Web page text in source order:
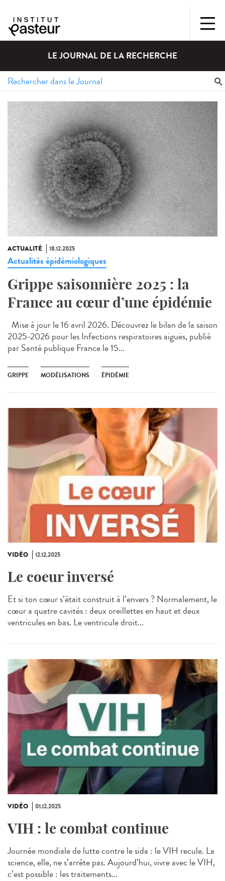
LE JOURNAL DE LA RECHERCHE
ACTUALITÉ 18.12.2025
Actualités épidémiologiques
Grippe saisonnière 2025 : la
France au cœur d’une épidémie
Mise à jour le 16 avril 2026. Découvrez le bilan de la saison
2025-2026 pour les Infections respiratoires aiguës, publié
par Santé publique France le 15...
GRIPPE MODÉLISATIONS ÉPIDÉMIE
VIDÉO 12.12.2025
Le coeur inversé
Et si ton cœur s’était construit à l’envers ? Normalement, le
cœur a quatre cavités : deux oreillettes en haut et deux
ventricules en bas. Le ventricule droit...
VIDÉO 01.12.2025
VIH : le combat continue
Journée mondiale de lutte contre le sida : le VIH recule. La
science, elle, ne s’arrête pas. Aujourd’hui, vivre avec le VIH,
c’est possible : les traitements...